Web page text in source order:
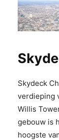
Skydeck
verdieping
Willis
gebouw is
hoogste